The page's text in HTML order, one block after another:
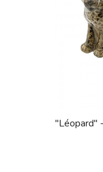
"Léopard"